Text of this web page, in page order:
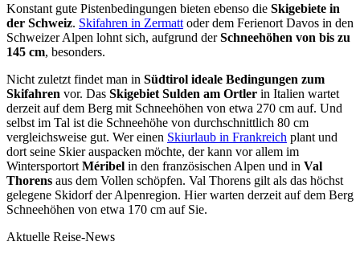
Konstant gute Pistenbedingungen bieten ebenso die Skigebiete in
der Schweiz. Skifahren in Zermatt oder dem Ferienort Davos in den
Schweizer Alpen lohnt sich, aufgrund derSchneehöhen von bis zu
145 cm, besonders.
Nicht zuletzt findet man in Südtirol ideale Bedingungen zum
Skifahren vor. Das Skigebiet Sulden am Ortler in Italien wartet
derzeit auf dem Berg mit Schneehöhen von etwa 270 cm auf. Und
selbst im Tal ist die Schneehöhe von durchschnittlich 80 cm
vergleichsweise gut. Wer einen Skiurlaub in Frankreich plant und
dort seine Skier auspacken möchte, der kann vor allem im
Wintersportort Méribel in den französischen Alpen und in Val
Thorens aus dem Vollen schöpfen. Val Thorens gilt als das höchst
gelegene Skidorf der Alpenregion. Hier warten derzeit auf dem Berg
Schneehöhen von etwa 170 cm auf Sie.
Aktuelle Reise-News